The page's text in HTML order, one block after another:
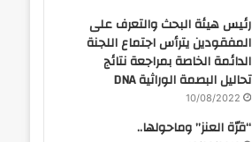
رئيس هيئة البحث والتعرف على
المفقودين يترأس اجتماع اللجنة
الدائمة الخاصة بمراجعة نتائج
تحاليل البصمة الوراثية DNA
10/08/2022
“قرّة العنز” وماحولها..